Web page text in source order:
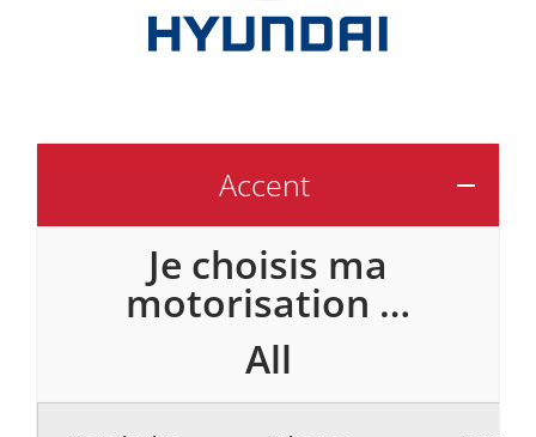
Accent
Je choisis ma
motorisation …
All